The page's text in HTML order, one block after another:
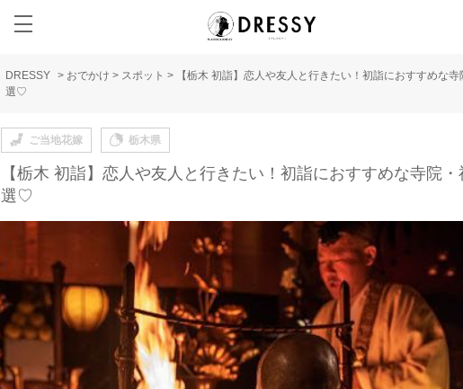
DRESSY > おでかけ > スポット >
【栃木 初詣】恋人や友人と行きたい！初詣におすすめな
選♡
ご当地花嫁 栃木県
【栃木 初詣】恋人や友人と行きたい！初詣におすすめな寺院
選♡